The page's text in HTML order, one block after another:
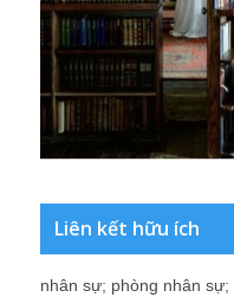
Liên kết hữu ích
nhân sự; phòng nhân sự;